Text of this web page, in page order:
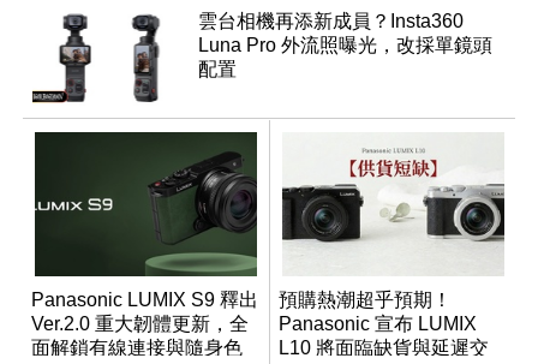
雲台相機再添新成員？Insta360
Luna Pro 外流照曝光，改採單鏡頭
配置
Panasonic LUMIX S9 釋出
Ver.2.0 重大韌體更新，全
面解鎖有線連接與隨身色
預購熱潮超乎預期！
Panasonic 宣布 LUMIX
L10 將面臨缺貨與延遲交